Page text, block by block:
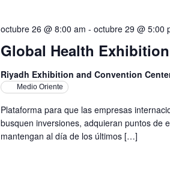
Global Health Exhibition
octubre 26 @ 8:00 am - octubre 29 @ 5:00
Riyadh Exhibition and Convention
Medio Oriente
Plataforma para que las empresas
busquen inversiones, adquieran puntos de
mantengan al día de los últimos […]